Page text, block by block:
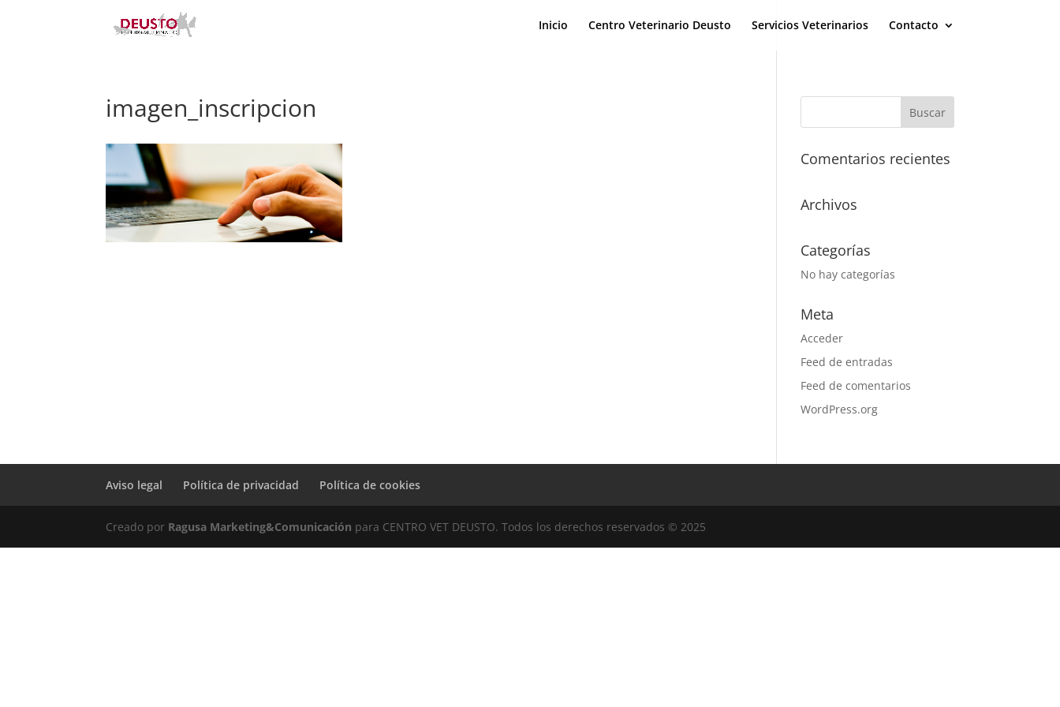
Inicio Centro Veterinario Deusto Servicios Veterinarios Contacto
imagen_inscripcion
Comentarios recientes
Archivos
Categorías
No hay categorías
Meta
Acceder
Feed de entradas
Feed de comentarios
WordPress.org
Aviso legal Política de privacidad Política de cookies
Creado por Ragusa Marketing&Comunicación para CENTRO VET DEUSTO. Todos los derechos reservados © 2025